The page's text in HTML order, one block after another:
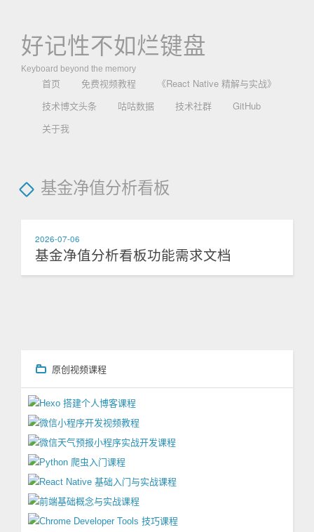
好记性不如烂键盘
Keyboard beyond the memory
首页 免费视频教程
《React Native 精解与实战》
技术博文头条
咕咕数据 技术社群
GitHub
关于我
基金净值分析看板
2026-07-06
基金净值分析看板功能需求文档
原创视频课程